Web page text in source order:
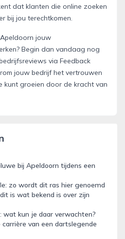
dat klanten die online zoeken
bij jou terechtkomen.
jouw
Begin dan vandaag nog
via Feedback
jouw bedrijf het vertrouwen
kunt groeien door de kracht van
bij Apeldoorn tijdens een
zo wordt dit ras hier genoemd
is wat bekend is over zijn
wat kun je daar verwachten?
van een dartslegende